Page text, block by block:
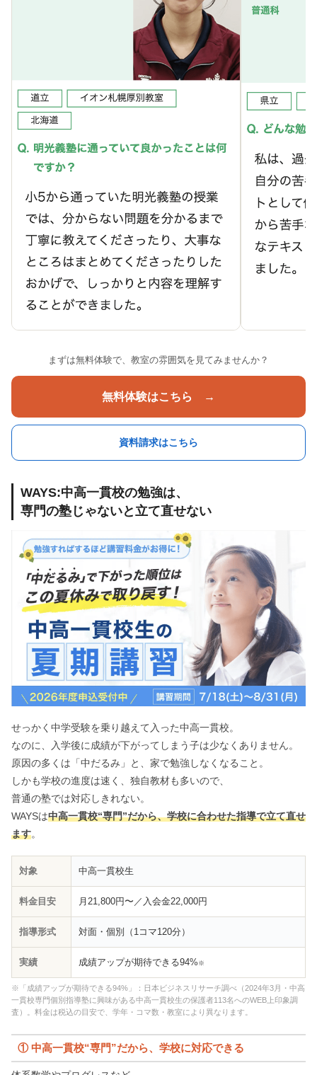
まずは無料体験で、教室の雰囲気を見てみませんか？
無料体験はこちら →
資料請求はこちら
WAYS:中高一貫校の勉強は、
専門の塾じゃないと立て直せない
せっかく中学受験を乗り越えて入った中高一貫校。
なのに、入学後に成績が下がってしまう子は少なくありません。
原因の多くは「中だるみ」と、家で勉強しなくなること。
しかも学校の進度は速く、独自教材も多いので、
普通の塾では対応しきれない。
WAYSは中高一貫校“専門”だから、学校に合わせた指導で立て直せ
ます。
対象 中高一貫校生
料金目安 月21,800円〜／入会金22,000円
指導形式 対面・個別（1コマ120分）
実績 成績アップが期待できる94% ※
※「成績アップが期待できる94%」：日本ビジネスリサーチ調べ（2024年3月・中高
一貫校専門個別指導塾に興味がある中高一貫校生の保護者113名へのWEB上印象調
査）。料金は税込の目安で、学年・コマ数・教室により異なります。
① 中高一貫校“専門”だから、学校に対応できる